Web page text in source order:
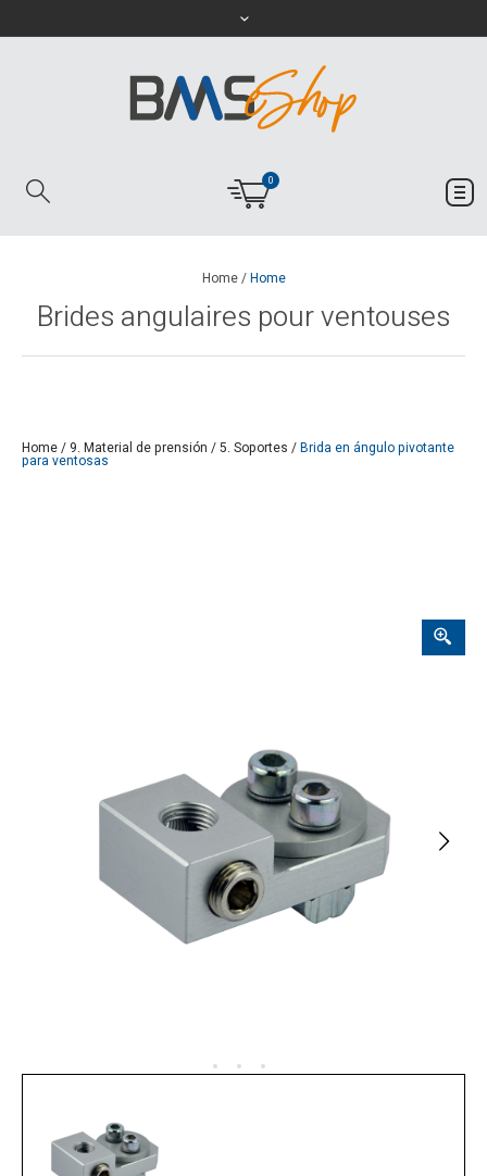
0
Home/Home
Brides angulaires pour ventouses
Home/ 9. Material de prensión /5. Soportes /Brida en ángulo pivotante
para ventosas